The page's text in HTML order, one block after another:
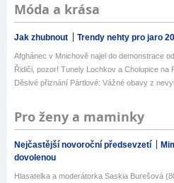
Móda a krása
Jak zhubnout Trendy nehty pro jaro
Afghánec v Mnichově najel do demonstrace
Řidiči, pozor! Tunely Lochkov a Cholupice na
Děsivé přiznání Pártlové: Vážné obavy z
Pro ženy a maminky
Nejčastější novoroční předsevzetí
dovolenou
Hlasatelka a moderátorka Saskia Burešová